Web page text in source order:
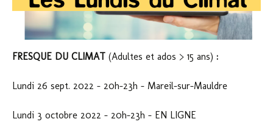
FRESQUE DU CLIMAT (Adultes et ados > 15 ans) :
Lundi 26 sept. 2022 – 20h-23h – Mareil-sur-Mauldre
Lundi 3 octobre 2022 – 20h-23h – EN LIGNE